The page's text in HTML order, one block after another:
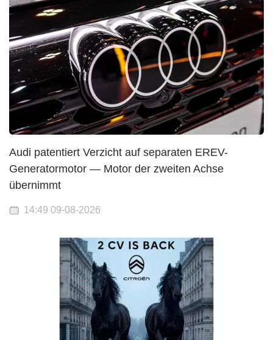
Audi patentiert Verzicht auf separaten EREV-
Generatormotor — Motor der zweiten Achse
übernimmt
14:49 09-08-2026